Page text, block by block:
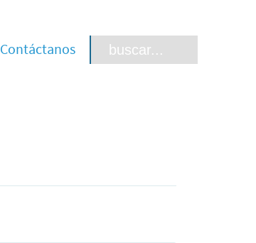
Contáctanos